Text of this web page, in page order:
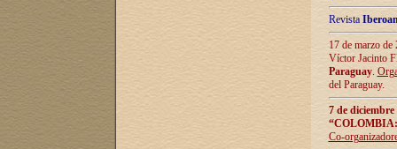
Revista
17 de marzo
Víctor Jacinto
Paraguay.
del Paraguay.
7 de
Co-